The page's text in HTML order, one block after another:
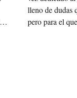
lleno de dudas
pero para el